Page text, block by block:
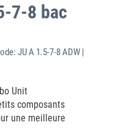
7-8 bac
JU A 1.5-7-8 ADW |
Unit
composants
une meilleure